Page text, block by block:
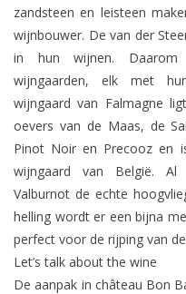
zandsteen en leisteen
wijnbouwer. De van der
in hun wijnen. Daarom
wijngaarden, elk met
wijngaard van Falmagne
oevers van de Maas, de
Pinot Noir en Precooz en
wijngaard van België. Al
Valburnot de echte
helling wordt er een bijna
perfect voor de rijping van
Let’s talk about the wine
De aanpak in château Bon